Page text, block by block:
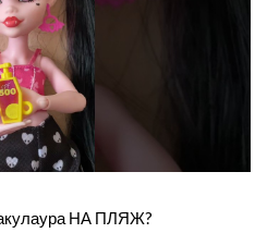
НА ПЛЯЖ?